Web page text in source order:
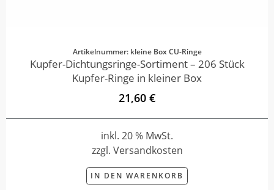
Artikelnummer: kleine Box CU-Ringe
Kupfer-Dichtungsringe-Sortiment – 206 Stück
Kupfer-Ringe in kleiner Box
21,60 €
inkl. 20 % MwSt.
zzgl. Versandkosten
IN DEN WARENKORB